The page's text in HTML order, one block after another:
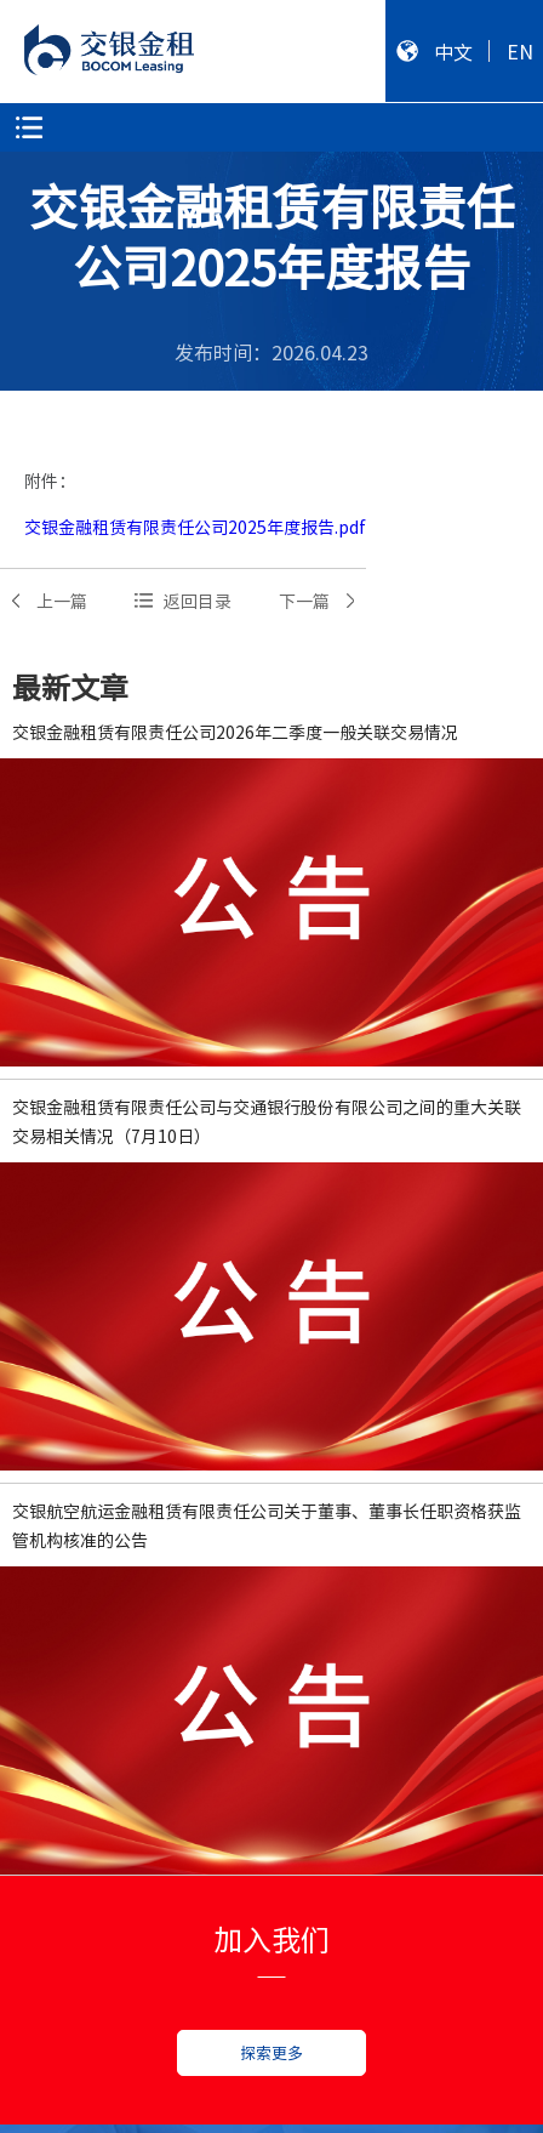
中文 EN
交银金融租赁有限责任
公司2025年度报告
发布时间：2026.04.23
附件：
交银金融租赁有限责任公司2025年度报告.pdf
上一篇 返回目录 下一篇
最新文章
交银金融租赁有限责任公司2026年二季度一般关联交易情况
交银金融租赁有限责任公司与交通银行股份有限公司之间的重大关联
交易相关情况（7月10日）
交银航空航运金融租赁有限责任公司关于董事、董事长任职资格获监
管机构核准的公告
加入我们
探索更多